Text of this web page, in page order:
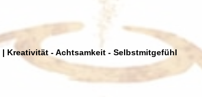
| Kreativität - Achtsamkeit - Selbstmitgefühl